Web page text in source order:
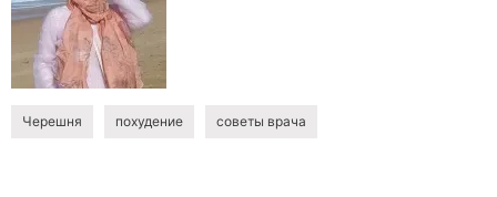
Черешня похудение советы врача